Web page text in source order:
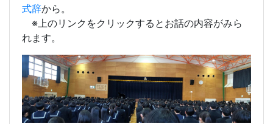
式辞から。
※上のリンクをクリックするとお話の内容がみら
れます。